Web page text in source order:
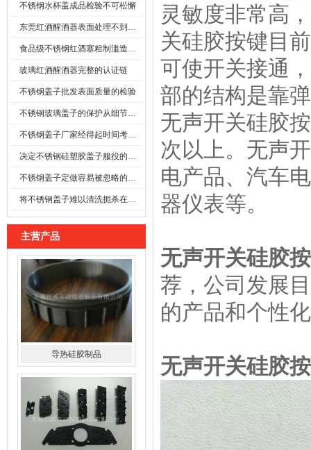
不锈钢水杯盖成品检验不可松懈
东莞红酒醒酒器表面处理不到位时
食品级不锈钢红酒塞粗制滥造可能酿成事故
玻璃红酒醒酒器完整的认证链
不锈钢盖子批发表面质量的检验
不锈钢玻璃盖子的保护从细节开始
不锈钢盖子厂家经得起时间考验的防线
决定不锈钢硅塑胶盖子服役的寿命
不锈钢盖子定做容易被忽略的施工细节
将不锈钢盖子难以清洗扼杀在萌芽之前
主营产品
导热硅胶制品
灵敏度非常高
关硅胶按键目
可使开关接通
部的结构是靠
无声开关硅胶
次以上。无声
电产品、汽车
器仪表等。
无声开关硅胶
荐，公司发展
的产品和个性
无声开关硅胶